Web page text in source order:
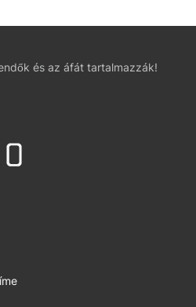
és az áfát tartalmazzák!